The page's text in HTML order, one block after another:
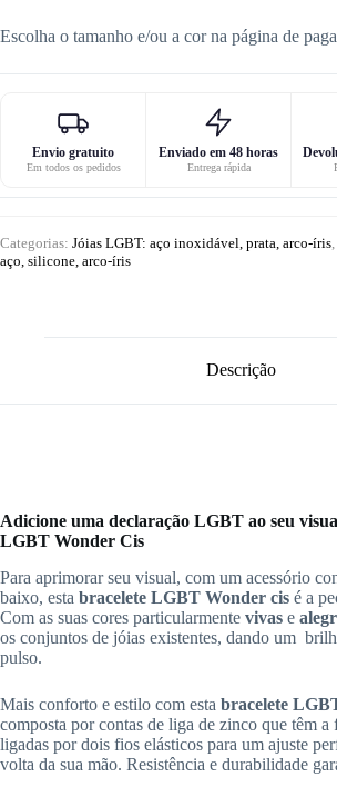
Escolha o tamanho e/ou a cor na página de
Envio gratuito
Em todos os pedidos
Enviado em 48 horas
Entrega rápida
Categorias: Jóias LGBT: aço inoxidável, prata, arco-íris
aço, silicone, arco-íris
Descrição
Adicione uma declaração LGBT ao seu
LGBT Wonder Cis
Para aprimorar seu visual, com um acessório
baixo, esta bracelete LGBT Wonder cis é a
Com as suas cores particularmente vivas e
os conjuntos de jóias existentes, dando um
pulso.
Mais conforto e estilo com esta bracelete
composta por contas de liga de zinco que têm a
ligadas por dois fios elásticos para um ajuste
volta da sua mão. Resistência e durabilidade